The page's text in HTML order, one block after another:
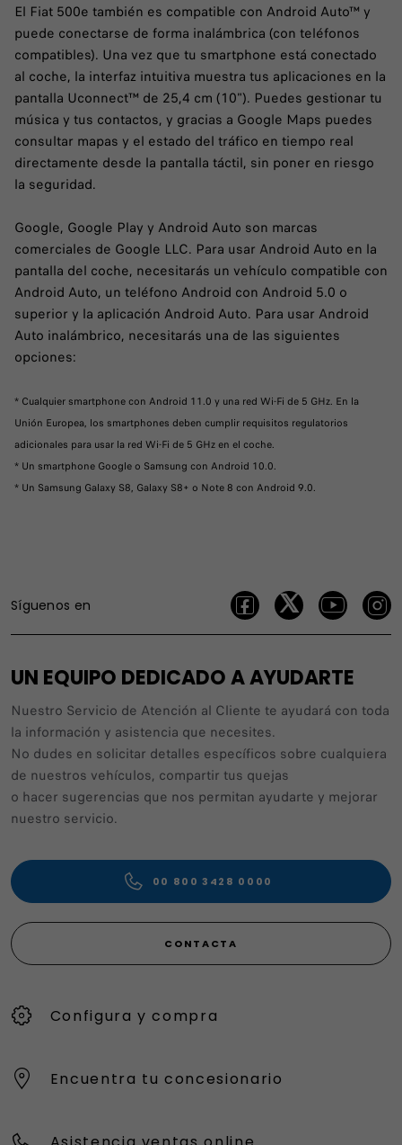
El Fiat 500e también es compatible con Android Auto™ y
puede conectarse de forma inalámbrica (con teléfonos
compatibles). Una vez que tu smartphone está conectado
al coche, la interfaz intuitiva muestra tus aplicaciones en la
pantalla Uconnect™ de 25,4 cm (10"). Puedes gestionar tu
música y tus contactos, y gracias a Google Maps puedes
consultar mapas y el estado del tráfico en tiempo real
directamente desde la pantalla táctil, sin poner en riesgo
la seguridad.
Google, Google Play y Android Auto son marcas
comerciales de Google LLC. Para usar Android Auto en la
pantalla del coche, necesitarás un vehículo compatible con
Android Auto, un teléfono Android con Android 5.0 o
superior y la aplicación Android Auto. Para usar Android
Auto inalámbrico, necesitarás una de las siguientes
opciones:
* Cualquier smartphone con Android 11.0 y una red Wi-Fi de 5 GHz. En la
Unión Europea, los smartphones deben cumplir requisitos regulatorios
adicionales para usar la red Wi-Fi de 5 GHz en el coche.
* Un smartphone Google o Samsung con Android 10.0.
* Un Samsung Galaxy S8, Galaxy S8+ o Note 8 con Android 9.0.
Síguenos en
UN EQUIPO DEDICADO A AYUDARTE
Nuestro Servicio de Atención al Cliente te ayudará con toda
la información y asistencia que necesites.
No dudes en solicitar detalles específicos sobre cualquiera
de nuestros vehículos, compartir tus quejas
o hacer sugerencias que nos permitan ayudarte y mejorar
nuestro servicio.
00 800 3428 0000
CONTACTA
Configura y compra
Encuentra tu concesionario